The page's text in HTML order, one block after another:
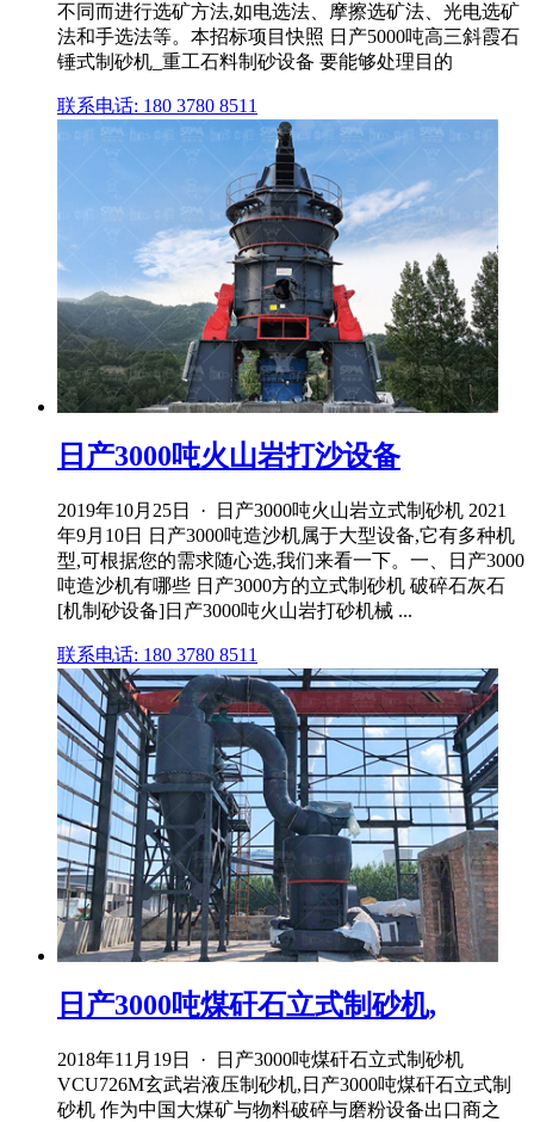
不同而进行选矿方法,如电选法、摩擦选矿法、光电选矿
法和手选法等。本招标项目快照 日产5000吨高三斜霞石
锤式制砂机_重工石料制砂设备 要能够处理目的
联系电话: 180 3780 8511
日产3000吨火山岩打沙设备
2019年10月25日 · 日产3000吨火山岩立式制砂机 2021
年9月10日 日产3000吨造沙机属于大型设备,它有多种机
型,可根据您的需求随心选,我们来看一下。一、日产3000
吨造沙机有哪些 日产3000方的立式制砂机 破碎石灰石
[机制砂设备]日产3000吨火山岩打砂机械 ...
联系电话: 180 3780 8511
日产3000吨煤矸石立式制砂机,
2018年11月19日 · 日产3000吨煤矸石立式制砂机
VCU726M玄武岩液压制砂机,日产3000吨煤矸石立式制
砂机 作为中国大煤矿与物料破碎与磨粉设备出口商之